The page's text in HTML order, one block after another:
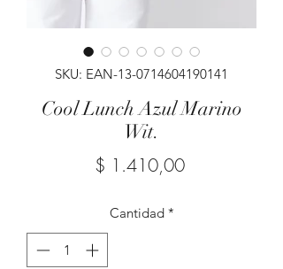
SKU: EAN-13-0714604190141
Cool Lunch Azul Marino
Wit.
$ 1.410,00Precio
Cantidad *